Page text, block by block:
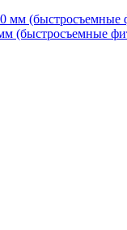
(быстросъемные